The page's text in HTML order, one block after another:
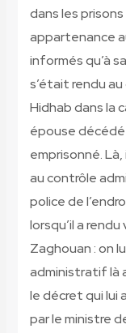
dans les
appartenance
informés qu’à
s’était rendu
Hidhab dans la
épouse
emprisonné.
au contrôle
police de
lorsqu’il a
Zaghouan : on
administratif là
le décret qui lui
par le ministre